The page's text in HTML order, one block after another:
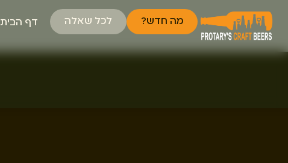
מה חדש? לכל שאלה דף הבית